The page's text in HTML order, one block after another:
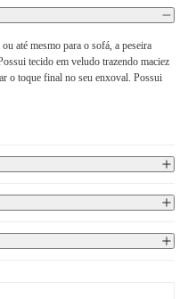
até mesmo para o sofá, a peseira
tecido em veludo trazendo maciez
o toque final no seu enxoval. Possui